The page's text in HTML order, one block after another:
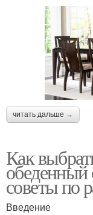
читать дальше →
Как
обеденный
советы по
Введение